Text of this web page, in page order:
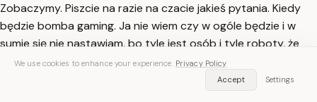
Zobaczymy. Piszcie na razie na czacie jakieś pytania. Kiedy
będzie bomba gaming. Ja nie wiem czy w ogóle będzie i w
sumie się nie nastawiam, bo tyle jest osób i tyle roboty, że
naprawdę nie oczekuję tego. A ja będę i tak mega się pocił na
We use cookies to enhance your experience. Privacy Policy
Accept
Settings